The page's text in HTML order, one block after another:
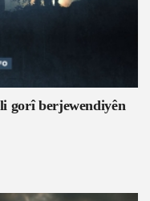
gorî berjewendiyên